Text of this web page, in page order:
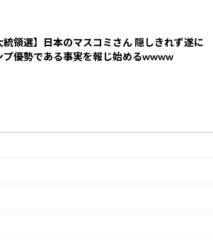
統領選】日本のマスコミさん 隠しきれず遂に
プ優勢である事実を報じ始めるwwww